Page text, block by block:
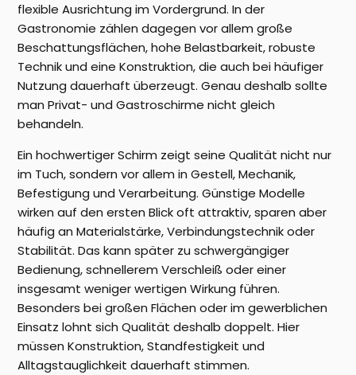
flexible Ausrichtung im Vordergrund. In der
Gastronomie zählen dagegen vor allem große
Beschattungsflächen, hohe Belastbarkeit, robuste
Technik und eine Konstruktion, die auch bei häufiger
Nutzung dauerhaft überzeugt. Genau deshalb sollte
man Privat- und Gastroschirme nicht gleich
behandeln.
Ein hochwertiger Schirm zeigt seine Qualität nicht nur
im Tuch, sondern vor allem in Gestell, Mechanik,
Befestigung und Verarbeitung. Günstige Modelle
wirken auf den ersten Blick oft attraktiv, sparen aber
häufig an Materialstärke, Verbindungstechnik oder
Stabilität. Das kann später zu schwergängiger
Bedienung, schnellerem Verschleiß oder einer
insgesamt weniger wertigen Wirkung führen.
Besonders bei großen Flächen oder im gewerblichen
Einsatz lohnt sich Qualität deshalb doppelt. Hier
müssen Konstruktion, Standfestigkeit und
Alltagstauglichkeit dauerhaft stimmen.